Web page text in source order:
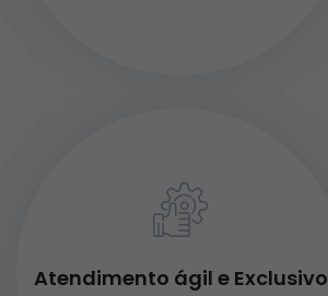
Atendimento ágil e Exclusivo